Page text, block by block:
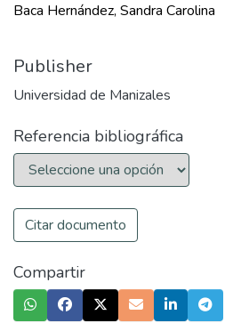
Baca Hernández, Sandra Carolina
Publisher
Universidad de Manizales
Referencia bibliográfica
Citar documento
Compartir